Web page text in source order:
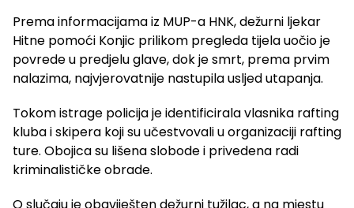
Prema informacijama iz MUP-a HNK, dežurni ljekar
Hitne pomoći Konjic prilikom pregleda tijela uočio je
povrede u predjelu glave, dok je smrt, prema prvim
nalazima, najvjerovatnije nastupila usljed utapanja.
Tokom istrage policija je identificirala vlasnika rafting
kluba i skipera koji su učestvovali u organizaciji rafting
ture. Obojica su lišena slobode i privedena radi
kriminalističke obrade.